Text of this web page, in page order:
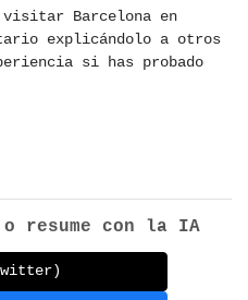
visitar Barcelona en
explicándolo a otros
si has probado
o resume con la IA